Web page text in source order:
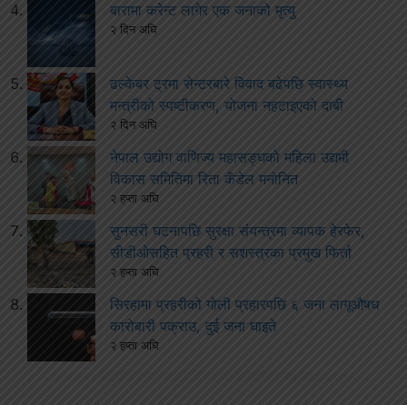
बारामा करेन्ट लागेर एक जनाको मृत्यु
२ दिन अघि
ढल्केबर ट्रमा सेन्टरबारे विवाद बढेपछि स्वास्थ्य
मन्त्रीको स्पष्टीकरण, योजना नहटाइएको दाबी
२ दिन अघि
नेपाल उद्योग वाणिज्य महासङ्घको महिला उद्यमी
विकास समितिमा रिता कँडेल मनोनित
२ हप्ता अघि
सुनसरी घटनापछि सुरक्षा संयन्त्रमा व्यापक हेरफेर,
सीडीओसहित प्रहरी र सशस्त्रका प्रमुख फिर्ता
२ हप्ता अघि
सिरहामा प्रहरीको गोली प्रहारपछि ६ जना लागूऔषध
कारोबारी पक्राउ, दुई जना घाइते
२ हप्ता अघि